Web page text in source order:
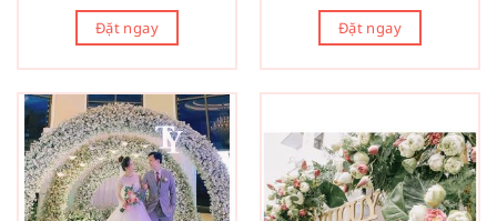
Đặt ngay Đặt ngay